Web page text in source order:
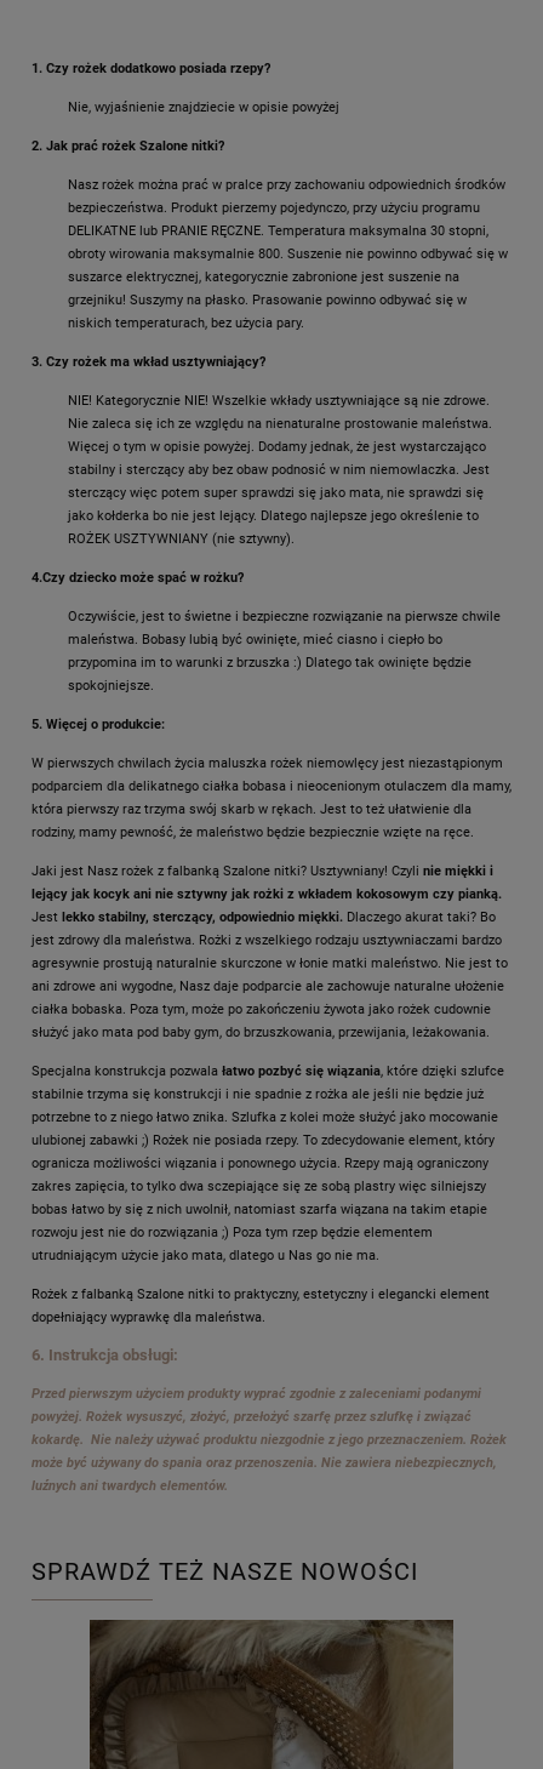
1. Czy rożek dodatkowo posiada rzepy?
Nie, wyjaśnienie znajdziecie w opisie powyżej
2. Jak prać rożek Szalone nitki?
Nasz rożek można prać w pralce przy zachowaniu odpowiednich środków
bezpieczeństwa. Produkt pierzemy pojedynczo, przy użyciu programu
DELIKATNE lub PRANIE RĘCZNE. Temperatura maksymalna 30 stopni,
obroty wirowania maksymalnie 800. Suszenie nie powinno odbywać się w
suszarce elektrycznej, kategorycznie zabronione jest suszenie na
grzejniku! Suszymy na płasko. Prasowanie powinno odbywać się w
niskich temperaturach, bez użycia pary.
3. Czy rożek ma wkład usztywniający?
NIE! Kategorycznie NIE! Wszelkie wkłady usztywniające są nie zdrowe.
Nie zaleca się ich ze względu na nienaturalne prostowanie maleństwa.
Więcej o tym w opisie powyżej. Dodamy jednak, że jest wystarczająco
stabilny i sterczący aby bez obaw podnosić w nim niemowlaczka. Jest
sterczący więc potem super sprawdzi się jako mata, nie sprawdzi się
jako kołderka bo nie jest lejący. Dlatego najlepsze jego określenie to
ROŻEK USZTYWNIANY (nie sztywny).
4.Czy dziecko może spać w rożku?
Oczywiście, jest to świetne i bezpieczne rozwiązanie na pierwsze chwile
maleństwa. Bobasy lubią być owinięte, mieć ciasno i ciepło bo
przypomina im to warunki z brzuszka :) Dlatego tak owinięte będzie
spokojniejsze.
5. Więcej o produkcie:
W pierwszych chwilach życia maluszka rożek niemowlęcy jest niezastąpionym
podparciem dla delikatnego ciałka bobasa i nieocenionym otulaczem dla mamy,
która pierwszy raz trzyma swój skarb w rękach. Jest to też ułatwienie dla
rodziny, mamy pewność, że maleństwo będzie bezpiecznie wzięte na ręce.
Jaki jest Nasz rożek z falbanką Szalone nitki? Usztywniany! Czyli nie miękki i
lejący jak kocyk ani nie sztywny jak rożki z wkładem kokosowym czy pianką.
Jest lekko stabilny, sterczący, odpowiednio miękki. Dlaczego akurat taki? Bo
jest zdrowy dla maleństwa. Rożki z wszelkiego rodzaju usztywniaczami bardzo
agresywnie prostują naturalnie skurczone w łonie matki maleństwo. Nie jest to
ani zdrowe ani wygodne, Nasz daje podparcie ale zachowuje naturalne ułożenie
ciałka bobaska. Poza tym, może po zakończeniu żywota jako rożek cudownie
służyć jako mata pod baby gym, do brzuszkowania, przewijania, leżakowania.
Specjalna konstrukcja pozwala łatwo pozbyć się wiązania, które dzięki szlufce
stabilnie trzyma się konstrukcji i nie spadnie z rożka ale jeśli nie będzie już
potrzebne to z niego łatwo znika. Szlufka z kolei może służyć jako mocowanie
ulubionej zabawki ;) Rożek nie posiada rzepy. To zdecydowanie element, który
ogranicza możliwości wiązania i ponownego użycia. Rzepy mają ograniczony
zakres zapięcia, to tylko dwa sczepiające się ze sobą plastry więc silniejszy
bobas łatwo by się z nich uwolnił, natomiast szarfa wiązana na takim etapie
rozwoju jest nie do rozwiązania ;) Poza tym rzep będzie elementem
utrudniającym użycie jako mata, dlatego u Nas go nie ma.
Rożek z falbanką Szalone nitki to praktyczny, estetyczny i elegancki element
dopełniający wyprawkę dla maleństwa.
6. Instrukcja obsługi:
Przed pierwszym użyciem produkty wyprać zgodnie z zaleceniami podanymi
powyżej. Rożek wysuszyć, złożyć, przełożyć szarfę przez szlufkę i związać
kokardę. Nie należy używać produktu niezgodnie z jego przeznaczeniem. Rożek
może być używany do spania oraz przenoszenia. Nie zawiera niebezpiecznych,
luźnych ani twardych elementów.
SPRAWDŹ TEŻ NASZE NOWOŚCI